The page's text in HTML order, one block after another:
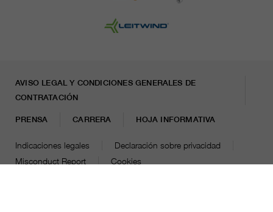
AVISO LEGAL Y CONDICIONES GENERALES DE
CONTRATACIÓN
PRENSA CARRERA HOJA INFORMATIVA
Indicaciones legales
Declaración sobre privacidad
Misconduct Report
Cookies